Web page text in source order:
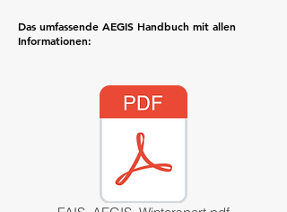
Das umfassende AEGIS Handbuch mit allen
Informationen: